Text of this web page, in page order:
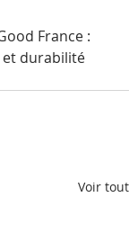
France :
et durabilité
Voir tout